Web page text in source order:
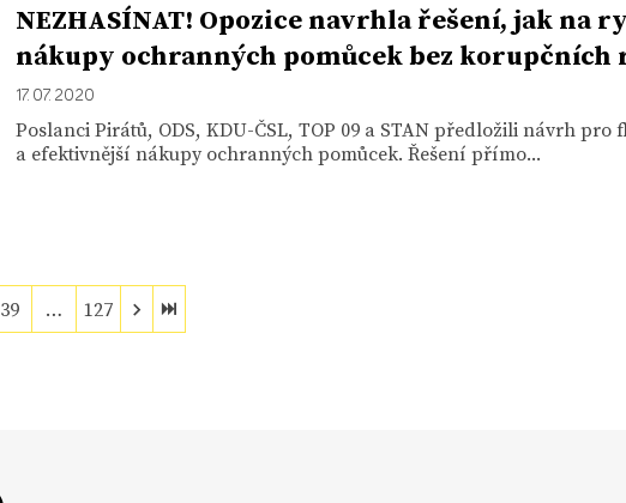
NEZHASÍNAT! Opozice navrhla řešení, jak na
nákupy ochranných pomůcek bez
17. 07. 2020
Poslanci Pirátů, ODS, KDU-ČSL, TOP 09 a STAN předložili návrh pro
a efektivnější nákupy ochranných pomůcek. Řešení přímo...
39 … 127